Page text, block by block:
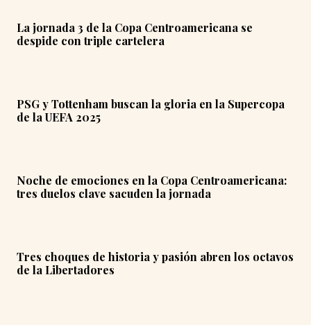
La jornada 3 de la Copa Centroamericana se
despide con triple cartelera
PSG y Tottenham buscan la gloria en la Supercopa
de la UEFA 2025
Noche de emociones en la Copa Centroamericana:
tres duelos clave sacuden la jornada
Tres choques de historia y pasión abren los octavos
de la Libertadores